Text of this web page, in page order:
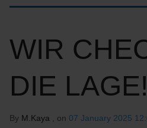
WIR
DIE LAGE!
By M.Kaya , on 07 January 2025